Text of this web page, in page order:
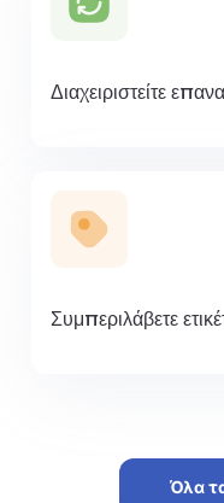
Διαχειριστείτε
Συμπεριλάβετε
Όλα